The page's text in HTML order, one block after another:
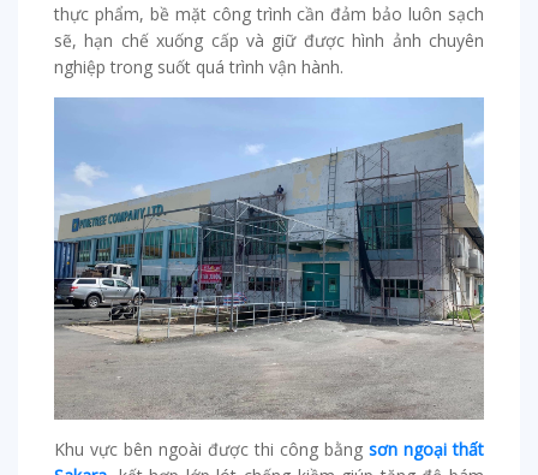
thực phẩm, bề mặt công trình cần đảm bảo luôn sạch
sẽ, hạn chế xuống cấp và giữ được hình ảnh chuyên
nghiệp trong suốt quá trình vận hành.
Khu vực bên ngoài được thi công bằng sơn ngoại thất